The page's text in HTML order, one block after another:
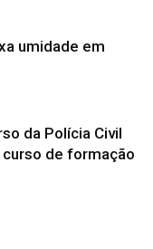
umidade em
da Polícia Civil
de formação